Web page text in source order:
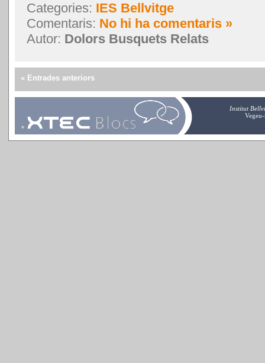
Categories: IES Bellvitge
Comentaris: No hi ha comentaris »
Autor: Dolors Busquets Relats
« Entrades anteriors
Institut